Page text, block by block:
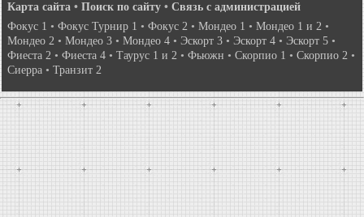
Карта сайта • Поиск по сайту • Связь с администрацией
Фокус 1 • Фокус Турнир 1 • Фокус 2 • Мондео 1 • Мондео 1 и 2 •
Мондео 2 • Мондео 3 • Мондео 4 • Эскорт 3 • Эскорт 4 • Эскорт 5 •
Фиеста 2 • Фиеста 4 • Таурус 1 и 2 • Фьюжн • Скорпио 1 • Скорпио 2 •
Сиерра • Транзит 2